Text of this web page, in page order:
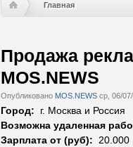
Главная
Продажа
MOS.NEWS
Опубликовано MOS.NEWSср, 06/07/
Город:
г. Москва и Россия
Возможна удаленная
Зарплата от (руб): 20.000